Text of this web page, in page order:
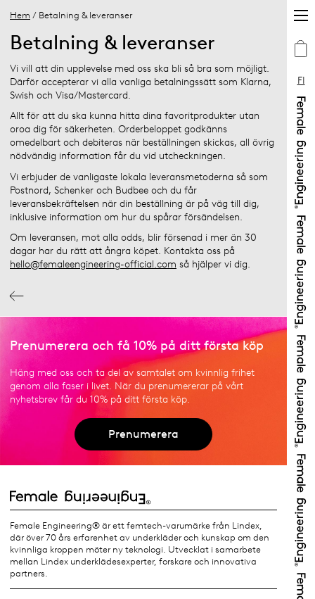
FI
Hem / Betalning & leveranser
Betalning & leveranser
Vi vill att din upplevelse med oss ska bli så bra som möjligt.
Därför accepterar vi alla vanliga betalningssätt som Klarna,
Swish och Visa/Mastercard.
Allt för att du ska kunna hitta dina favoritprodukter utan
oroa dig för säkerheten. Orderbeloppet godkänns
omedelbart och debiteras när beställningen skickas, all övrig
nödvändig information får du vid utcheckningen.
Vi erbjuder de vanligaste lokala leveransmetoderna så som
Postnord, Schenker och Budbee och du får
leveransbekräftelsen när din beställning är på väg till dig,
inklusive information om hur du spårar försändelsen.
Om leveransen, mot alla odds, blir försenad i mer än 30
dagar har du rätt att ångra köpet. Kontakta oss på
hello@femaleengineering-official.com så hjälper vi dig.
Prenumerera och få 10% på ditt första köp
Häng med oss och ta del av samtalet om kvinnlig frihet
genom alla faser i livet. När du prenumererar på vårt
nyhetsbrev får du 10% på ditt första köp.
Prenumerera
Female Engineering® är ett femtech-varumärke från Lindex,
där över 70 års erfarenhet av underkläder och kunskap om den
kvinnliga kroppen möter ny teknologi. Utvecklat i samarbete
mellan Lindex underklädesexperter, forskare och innovativa
partners.